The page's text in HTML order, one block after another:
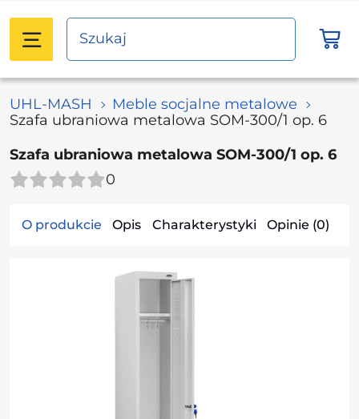
UHL-MASH
Meble socjalne metalowe
Szafa ubraniowa metalowa SOM-300/1 op. 6
Szafa ubraniowa metalowa SOM-300/1 op. 6
0
O produkcie Opis Charakterystyki Opinie (0)